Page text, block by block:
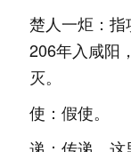
楚人一炬：
206年入咸阳
灭。
使：假使。